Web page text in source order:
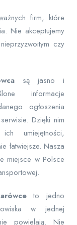
firm, które
Nie akceptujemy
czy
są jasno i
informacje
ogłoszenia
Dzięki nim
umiejętności,
łatwiejsze. Nasza
miejsce w Polsce
to jedno
w jednej
powielają. Nie